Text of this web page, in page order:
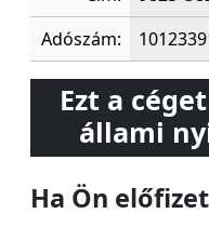
Adószám:
Ezt a
állami
Ha Ön